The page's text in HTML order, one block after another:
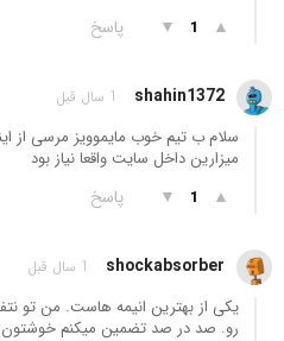
▲
1
▼ پاسخ
shahin1372 1 سال قبل
سلام ب تیم خوب مایموویز مرسی از
میزارین داخل سایت واقعا نیاز بود
▲
1
▼ پاسخ
shockabsorber 1 سال قبل
رو. صد در صد تضمین میکنم خوشتون